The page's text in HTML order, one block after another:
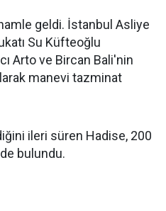
geldi. İstanbul Asliye
Su Küfteoğlu
Arto ve Bircan Bali'nin
manevi tazminat
ileri süren Hadise, 200
bulundu.